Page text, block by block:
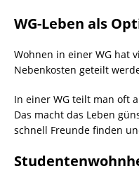
WG-Leben als
Wohnen in einer WG hat
Nebenkosten geteilt
In einer WG teilt man oft
Das macht das Leben
schnell Freunde finden